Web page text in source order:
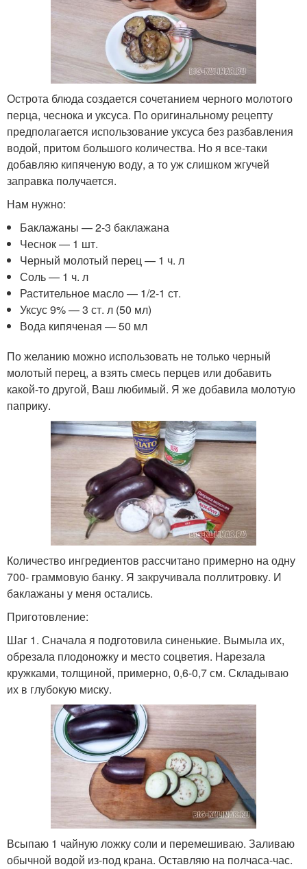
Острота блюда создается сочетанием черного молотого
перца, чеснока и уксуса. По оригинальному рецепту
предполагается использование уксуса без разбавления
водой, притом большого количества. Но я все-таки
добавляю кипяченую воду, а то уж слишком жгучей
заправка получается.
Нам нужно:
Баклажаны — 2-3 баклажана
Чеснок — 1 шт.
Черный молотый перец — 1 ч. л
Соль — 1 ч. л
Растительное масло — 1/2-1 ст.
Уксус 9% — 3 ст. л (50 мл)
Вода кипяченая — 50 мл
По желанию можно использовать не только черный
молотый перец, а взять смесь перцев или добавить
какой-то другой, Ваш любимый. Я же добавила молотую
паприку.
Количество ингредиентов рассчитано примерно на одну
700- граммовую банку. Я закручивала поллитровку. И
баклажаны у меня остались.
Приготовление:
Шаг 1. Сначала я подготовила синенькие. Вымыла их,
обрезала плодоножку и место соцветия. Нарезала
кружками, толщиной, примерно, 0,6-0,7 см. Складываю
их в глубокую миску.
Всыпаю 1 чайную ложку соли и перемешиваю. Заливаю
обычной водой из-под крана. Оставляю на полчаса-час.